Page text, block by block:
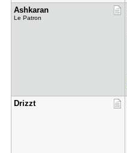
Ashkaran
Le Patron
Drizzt